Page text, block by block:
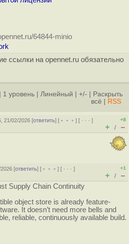
64844-minio
ссылки на opennet.ru обязательно
1 уровень Линейный +/-
Раскрыть
всё
RSS
21/02/2026 [ответить] [ ﹢﹢﹢] [ · · ·]
+8
+ / –
[ответить] [ ﹢﹢﹢] [ · · ·]
+1
+ / –
Supply Chain Continuity
object store is already feature-
It doesn’t need more bells and
reliable, continuously available build.